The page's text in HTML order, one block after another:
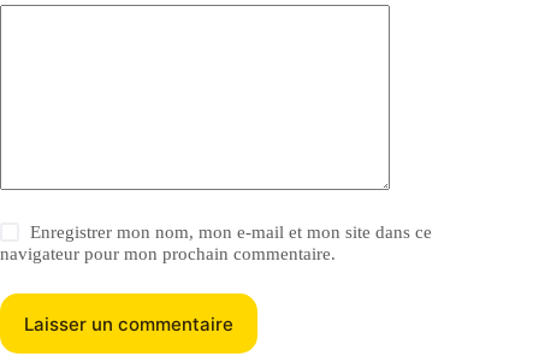
Enregistrer mon nom, mon e-mail et mon site dans ce
navigateur pour mon prochain commentaire.
Laisser un commentaire